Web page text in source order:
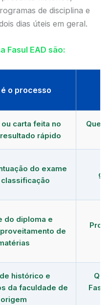
de disciplina e
dias úteis em geral.
Fasul EAD são:
é o processo
carta feita no
rápido
do exame
do diploma e
de
histórico e
da faculdade de
origem